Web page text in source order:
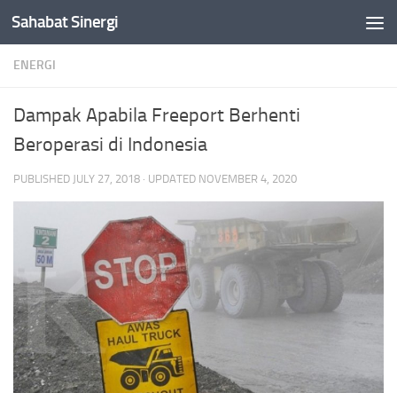
Skip to content
Sahabat Sinergi
ENERGI
Dampak Apabila Freeport Berhenti
Beroperasi di Indonesia
PUBLISHED JULY 27, 2018 · UPDATED NOVEMBER 4, 2020